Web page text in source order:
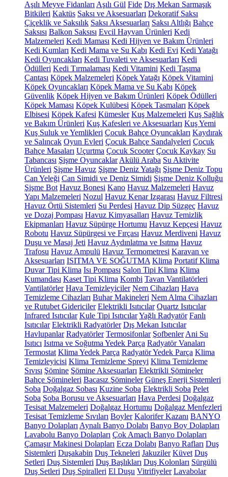
Aşılı Meyve Fidanları Aşılı Gül Fide Dış Mekan Sarmaşık
Bitkileri Kaktüs Saksı ve Aksesuarları Dekoratif Saksı
Çiçeklik ve Saksılık Saksı Aksesuarları Saksı Altlığı Bahçe
Saksısı Balkon Saksısı Evcil Hayvan Ürünleri Kedi
Malzemeleri Kedi Maması Kedi Hijyen ve Bakım Ürünleri
Kedi Kumları Kedi Mama ve Su Kabı Kedi Evi Kedi Yatağı
Kedi Oyuncakları Kedi Tuvaleti ve Aksesuarları Kedi
Ödülleri Kedi Tırmalaması Kedi Vitamini Kedi Taşıma
Çantası Köpek Malzemeleri Köpek Yatağı Köpek Vitamini
Köpek Oyuncakları Köpek Mama ve Su Kabı Köpek
Güvenlik Köpek Hijyen ve Bakım Ürünleri Köpek Ödülleri
Köpek Maması Köpek Kulübesi Köpek Tasmaları Köpek
Elbisesi Köpek Kafesi Kümesler Kuş Malzemeleri Kuş Sağlık
ve Bakım Ürünleri Kuş Kafesleri ve Aksesuarları Kuş Yemi
Kuş Suluk ve Yemlikleri Çocuk Bahçe Oyuncakları Kaydırak
ve Salıncak Oyun Evleri Çocuk Bahçe Sandalyeleri Çocuk
Bahçe Masaları Uçurtma Çocuk Scooter Çocuk Kaykay Su
Tabancası Şişme Oyuncaklar Akülü Araba Su Aktivite
Ürünleri Şişme Havuz Şişme Deniz Yatağı Şişme Deniz Topu
Can Yeleği Can Simidi ve Deniz Simidi Şişme Deniz Kolluğu
Şişme Bot Havuz Bonesi Kano Havuz Malzemeleri Havuz
Yapı Malzemeleri Nozul Havuz Kenar Izgarası Havuz Filtresi
Havuz Örtü Sistemleri Su Perdesi Havuz Dip Süzgeç Havuz
ve Dozaj Pompası Havuz Kimyasalları Havuz Temizlik
Ekipmanları Havuz Süpürge Hortumu Havuz Kepçesi Havuz
Robotu Havuz Süpürgesi ve Fırçası Havuz Merdiveni Havuz
Duşu ve Masaj Jeti Havuz Aydınlatma ve Isıtma Havuz
Trafosu Havuz Ampulü Havuz Termometresi Karavan ve
Aksesuarları ISITMA VE SOĞUTMA Klima Portatif Klima
Duvar Tipi Klima Isı Pompası Salon Tipi Klima Klima
Kumandası Kaset Tipi Klima Kombi Tavan Vantilatörleri
Vantilatörler Hava Temizleyiciler Nem Cihazları Hava
Temizleme Cihazları Buhar Makineleri Nem Alma Cihazları
ve Rutubet Gidericiler Elektrikli Isıtıcılar Quartz Isıtıcılar
Infrared Isıtıcılar Kule Tipi IsıtıcılarYağlı Radyatör Fanlı
Isıtıcılar Elektrikli Radyatörler Dış Mekan Isıtıcılar
Havlupanlar Radyatörler Termosifonlar Şofbenler Ani Su
Isıtıcı Isıtma ve Soğutma Yedek Parça Radyatör Vanaları
Termostat Klima Yedek Parça Radyatör Yedek Parça Klima
Temizleyicisi Klima Temizleme Spreyi Klima Temizleme
Sıvısı Şömine Şömine Aksesuarları Elektrikli Şömineler
Bahçe Şömineleri Bacasız Şömineler Güneş Enerji Sistemleri
Soba Doğalgaz Sobası Kuzine Soba Elektrikli Soba Pelet
Soba Soba Borusu ve Aksesuarları Hava Perdesi Doğalgaz
Tesisat Malzemeleri Doğalgaz Hortumu Doğalgaz Menfezleri
Tesisat Temizleme Sıvıları Boyler Kalorifer Kazanı BANYO
Banyo Dolapları Aynalı Banyo Dolabı Banyo Boy Dolapları
Lavabolu Banyo Dolapları Çok Amaçlı Banyo Dolapları
Çamaşır Makinesi Dolapları Ecza Dolabı Banyo Rafları Duş
Sistemleri Duşakabin Duş Tekneleri Jakuziler Küvet Duş
Setleri Duş Sistemleri Duş Başlıkları Duş Kolonları Sürgülü
Duş Setleri Duş Spiralleri El Duşu Vitrifiyeler Lavabolar